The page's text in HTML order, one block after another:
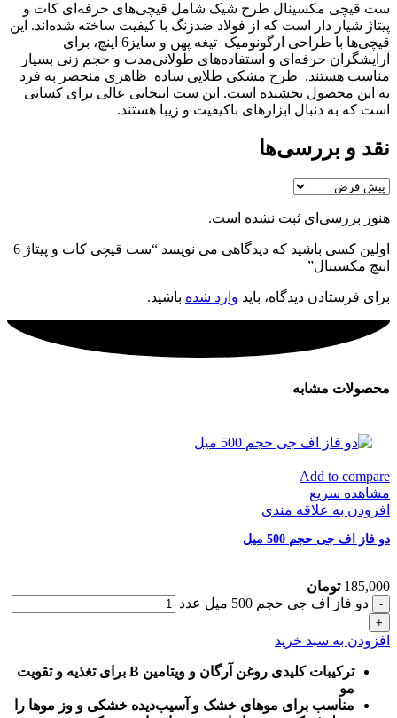
ست قیچی مکسینال طرح شیک شامل قیچی‌های حرفه‌ای کات و
پیتاژ شیار دار است که از فولاد ضدزنگ با کیفیت ساخته شده‌اند. این
قیچی‌ها با طراحی ارگونومیک تیغه پهن و سایز6 اینچ، برای
آرایشگران حرفه‌ای و استفاده‌های طولانی‌مدت و حجم زنی بسیار
مناسب هستند. طرح مشکی طلایی ساده ظاهری منحصر به فرد
به این محصول بخشیده است. این ست انتخابی عالی برای کسانی
است که به دنبال ابزارهای باکیفیت و زیبا هستند.
نقد و بررسی‌ها
هنوز بررسی‌ای ثبت نشده است.
اولین کسی باشید که دیدگاهی می نویسد “ست قیچی کات و پیتاژ 6
اینچ مکسینال”
برای فرستادن دیدگاه، باید وارد شده باشید.
محصولات مشابه
Add to compare
مشاهده سریع
افزودن به علاقه مندی
دو فاز اف جی حجم 500 میل
185,000 تومان
دو فاز اف جی حجم 500 میل عدد
افزودن به سبد خرید
ترکیبات کلیدی روغن آرگان و ویتامین B برای تغذیه و تقویت
مو
مناسب برای موهای خشک و آسیب‌دیده خشکی و وز موها را